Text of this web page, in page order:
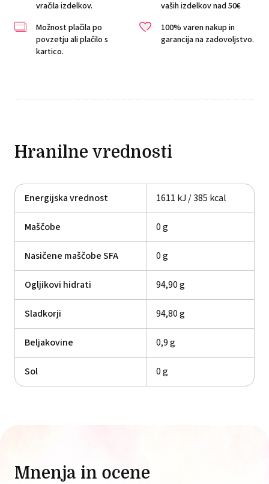
vračila izdelkov.
vaših izdelkov nad 50€
Možnost plačila po
povzetju ali plačilo s
kartico.
100% varen nakup in
garancija na zadovoljstvo.
Hranilne vrednosti
Energijska vrednost 1611 kJ / 385 kcal
Maščobe 0 g
Nasičene maščobe SFA 0 g
Ogljikovi hidrati 94,90 g
Sladkorji 94,80 g
Beljakovine 0,9 g
Sol 0 g
Mnenja in ocene